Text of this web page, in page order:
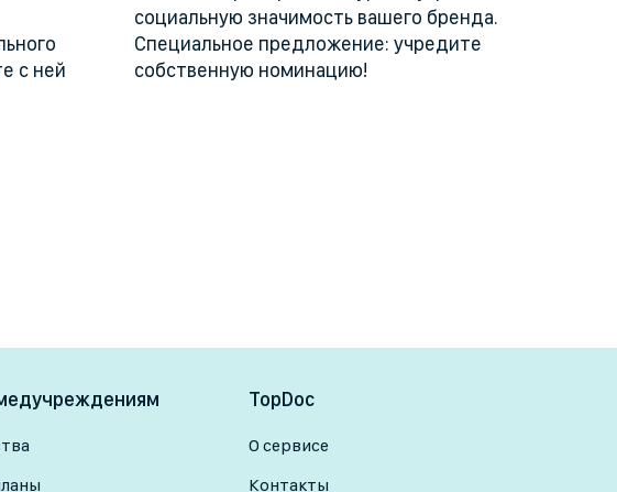
с ней
социальную значимость вашего бренда.
Специальное предложение: учредите
собственную номинацию!
TopDoc
О сервисе
Контакты